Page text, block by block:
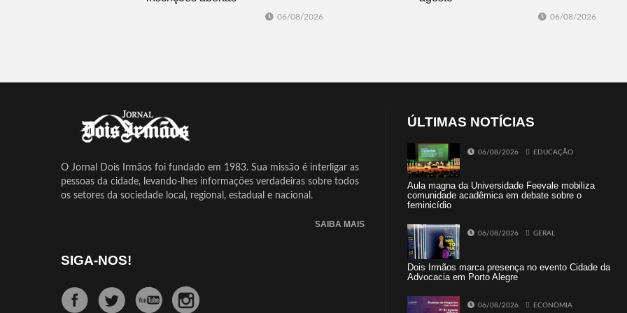
06/08/2026 06/08/2026
O Jornal Dois Irmãos foi fundado em 1983. Sua missão é interligar as
pessoas da cidade, levando-lhes informações verdadeiras sobre todos
os setores da sociedade local, regional, estadual e nacional.
SAIBA MAIS
SIGA-NOS!
ÚLTIMAS NOTÍCIAS
06/08/2026 EDUCAÇÃO
Aula magna da Universidade Feevale mobiliza
comunidade acadêmica em debate sobre o
feminicídio
06/08/2026 GERAL
Dois Irmãos marca presença no evento Cidade da
Advocacia em Porto Alegre
06/08/2026 ECONOMIA